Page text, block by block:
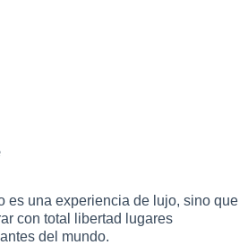
es una experiencia de lujo, sino que
con total libertad lugares
del mundo.